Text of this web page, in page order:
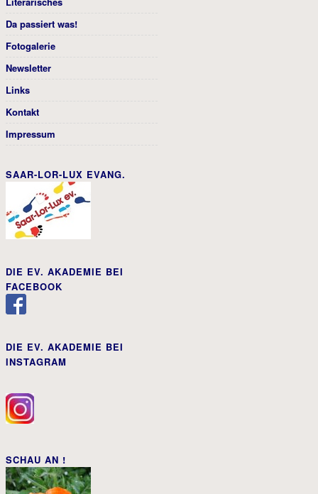
Da passiert was!
Fotogalerie
Newsletter
Links
Kontakt
Impressum
SAAR-LOR-LUX EVANG.
DIE EV. AKADEMIE BEI
FACEBOOK
DIE EV. AKADEMIE BEI
INSTAGRAM
SCHAU AN !